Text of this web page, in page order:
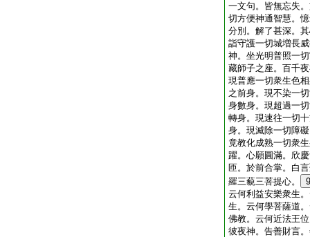
一文句。皆無忘失
切方便神通智慧。
分別。解了甚深。
詣守護一切城増長
神。坐光明普照一
藏師子之座。百千
現普應一切衆生色
之前身。現不染一
身數身。現超過一
轉身。現速往一切
身。現滅除一切障
竟教化成熟一切衆
躍。心願圓滿。欣
匝。於前合掌。白
羅三藐三菩提心。
9
云何利益安樂衆生
生。云何學菩薩道
佛教。云何近法王
彼夜神。告善財言